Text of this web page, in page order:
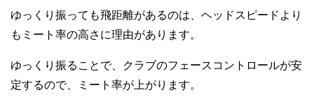
ゆっくり振っても飛距離があるのは、ヘッドスピードより
もミート率の高さに理由があります。
ゆっくり振ることで、クラブのフェースコントロールが安
定するので、ミート率が上がります。